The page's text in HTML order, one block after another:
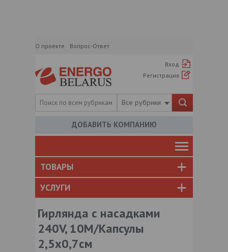
О проекте Вопрос-Ответ
Вход
Регистрация
Все рубрики
ДОБАВИТЬ КОМПАНИЮ
ТОВАРЫ
УСЛУГИ
Гирлянда с насадками
240V, 10M/Капсулы
2,5х0,7см